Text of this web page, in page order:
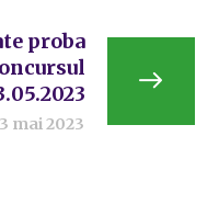
proba
3 mai 2023